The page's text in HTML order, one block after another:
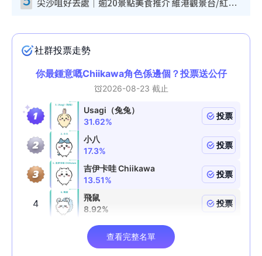
尖沙咀好去處｜逾20景點美食推介 維港觀景台/紅磚古蹟/九龍公園/室內遊樂場